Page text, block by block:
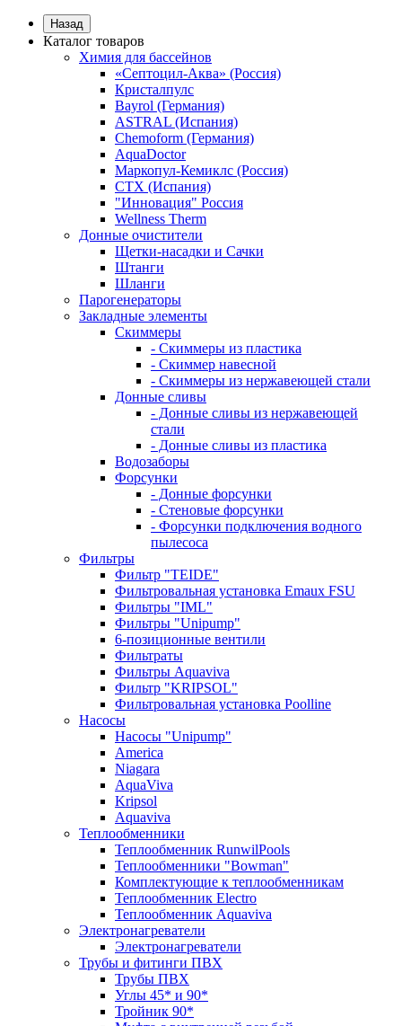
Назад
Каталог товаров
Химия для бассейнов
«Септоцил-Аква» (Россия)
Кристалпулс
Bayrol (Германия)
ASTRAL (Испания)
Chemoform (Германия)
AquaDoctor
Маркопул-Кемиклс (Россия)
CTX (Испания)
"Инновация" Россия
Wellness Therm
Донные очистители
Щетки-насадки и Сачки
Штанги
Шланги
Парогенераторы
Закладные элементы
Скиммеры
- Скиммеры из пластика
- Скиммер навесной
- Скиммеры из нержавеющей стали
Донные сливы
- Донные сливы из нержавеющей
стали
- Донные сливы из пластика
Водозаборы
Форсунки
- Донные форсунки
- Стеновые форсунки
- Форсунки подключения водного
пылесоса
Фильтры
Фильтр "TEIDE"
Фильтровальная установка Emaux FSU
Фильтры "IML"
Фильтры "Unipump"
6-позиционные вентили
Фильтраты
Фильтры Aquaviva
Фильтр "KRIPSOL"
Фильтровальная установка Poolline
Насосы
Насосы "Unipump"
Ameriсa
Niagara
AquaViva
Kripsol
Aquaviva
Теплообменники
Теплообменник RunwilPools
Теплообменники "Bowman"
Комплектующие к теплообменникам
Теплообменник Electro
Теплообменник Aquaviva
Электронагреватели
Электронагреватели
Трубы и фитинги ПВХ
Трубы ПВХ
Углы 45* и 90*
Тройник 90*